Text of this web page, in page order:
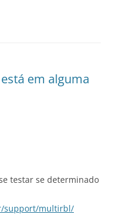
em alguma
testar se determinado
support/multirbl/